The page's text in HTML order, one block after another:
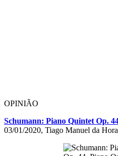
OPINIÃO
Schumann: Piano Quintet Op.
03/01/2020, Tiago Manuel da Hora